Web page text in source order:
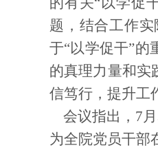
题，结合工作
于“以学促干”的
的真理力量和实
信笃行，提升工
会议指出， 7
为全院党员干部